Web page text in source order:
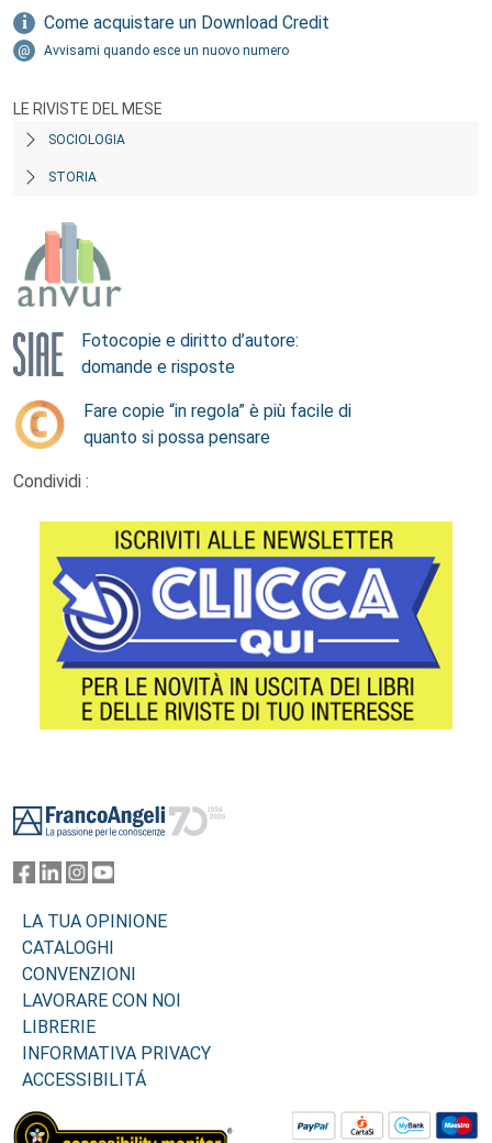
Come acquistare un Download Credit
Avvisami quando esce un nuovo numero
LE RIVISTE DEL MESE
SOCIOLOGIA
STORIA
Fotocopie e diritto d’autore:
domande e risposte
Fare copie “in regola” è più facile di
quanto si possa pensare
Condividi :
LA TUA OPINIONE
CATALOGHI
CONVENZIONI
LAVORARE CON NOI
LIBRERIE
INFORMATIVA PRIVACY
ACCESSIBILITÁ